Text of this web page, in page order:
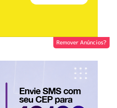
Remover Anúncios?